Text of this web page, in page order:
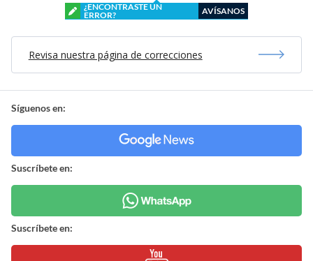
¿ENCONTRASTE UN
ERROR?
AVÍSANOS
Revisa nuestra página de correcciones
Síguenos en:
Suscríbete en:
Suscríbete en: